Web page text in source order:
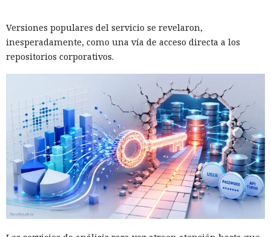
Versiones populares del servicio se revelaron,
inesperadamente, como una vía de acceso directa a los
repositorios corporativos.